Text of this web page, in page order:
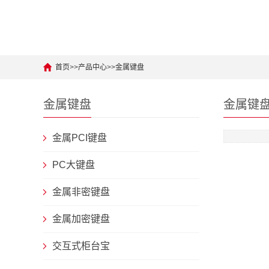
首页>>产品中心>>金属键盘
金属键盘
金属PCI键盘
PC大键盘
金属非密键盘
金属加密键盘
交互式柜台宝
金属键